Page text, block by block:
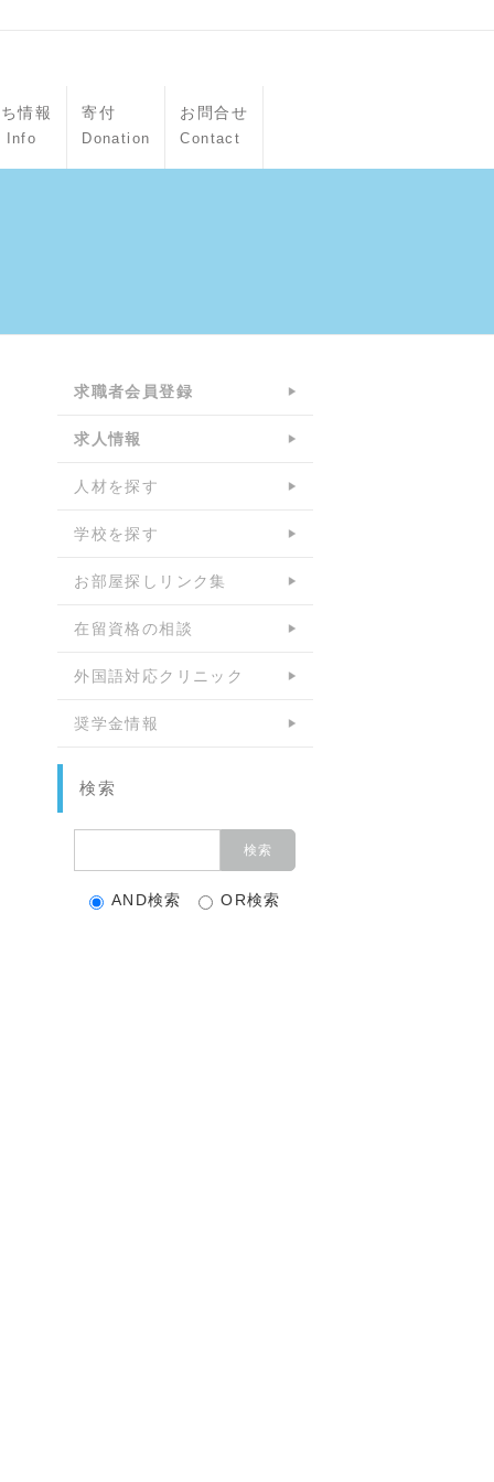
情報
Info
寄付
Donation
お問合せ
Contact
求職者会員登録
求人情報
人材を探す
学校を探す
お部屋探しリンク集
在留資格の相談
外国語対応クリニック
奨学金情報
検索
AND検索 OR検索